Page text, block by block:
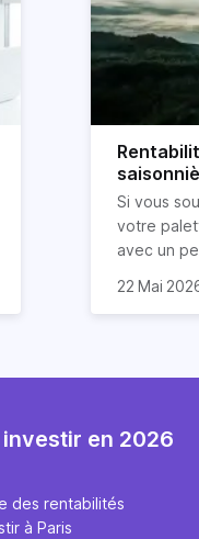
Si vous
votre
avec un
dans
condition
pas tout
22 Mai
investir en 2026
des rentabilités
à Paris